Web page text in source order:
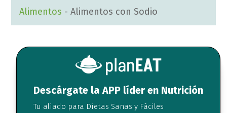
Alimentos -Alimentos con Sodio
Descárgate la APP líder en Nutrición
Tu aliado para Dietas Sanas y Fáciles